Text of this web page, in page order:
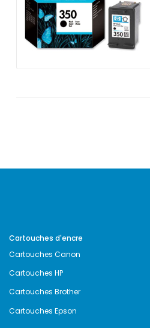
Cartouches d'encre
Cartouches Canon
Cartouches HP
Cartouches Brother
Cartouches Epson